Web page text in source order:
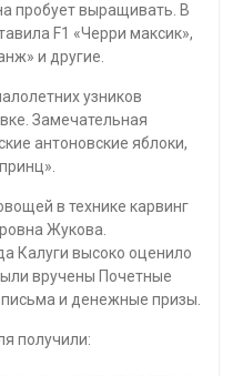
пробует выращивать. В
F1 «Черри максик»,
и другие.
узников
Замечательная
антоновские яблоки,
в технике карвинг
Жукова.
Калуги высоко оценило
вручены Почетные
и денежные призы.
получили: